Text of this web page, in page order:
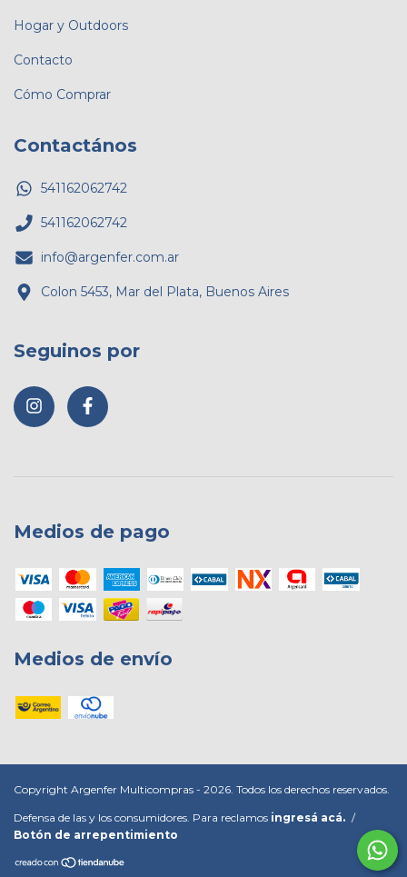
Hogar y Outdoors
Contacto
Cómo Comprar
Contactános
541162062742
541162062742
info@argenfer.com.ar
Colon 5453, Mar del Plata, Buenos Aires
Seguinos por
Medios de pago
Medios de envío
Copyright Argenfer Multicompras - 2026. Todos los derechos reservados.
Defensa de las y los consumidores. Para reclamos ingresá acá. /
Botón de arrepentimiento